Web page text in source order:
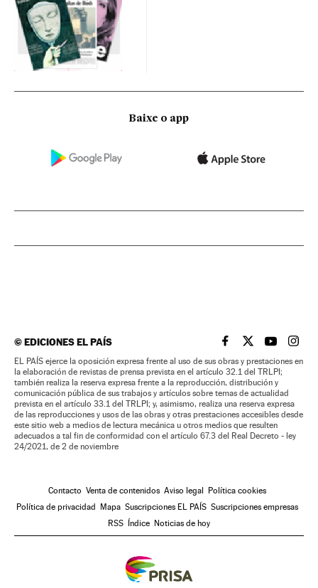
Baixe o app
©EDICIONES EL PAÍS EL PAÍS BRASIL EN
EL PAÍSEL PAÍS
EL
EL PAÍS ejerce la oposición expresa frente al uso de sus obras y prestaciones en
la elaboración de revistas de prensa prevista en el artículo 32.1 del TRLPI;
también realiza la reserva expresa frente a la reproducción, distribución y
comunicación pública de sus trabajos y artículos sobre temas de actualidad
prevista en el artículo 33.1 del TRLPI; y, asimismo, realiza una reserva expresa
de las reproducciones y usos de las obras y otras prestaciones accesibles desde
este sitio web a medios de lectura mecánica u otros medios que resulten
adecuados a tal fin de conformidad con el artículo 67.3 del Real Decreto - ley
24/2021, de 2 de noviembre
Contacto Venta de contenidos Aviso legal Política cookies
Política de privacidad Mapa Suscripciones EL PAÍS Suscripciones empresas
RSS Índice Noticias de hoy